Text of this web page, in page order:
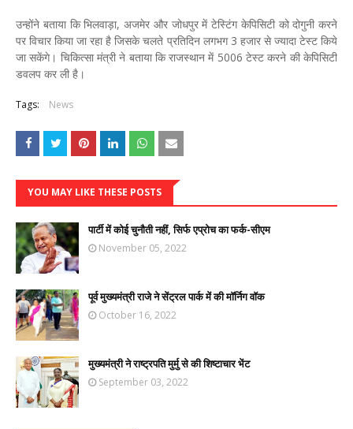
उन्होंने बताया कि भिलवाड़ा, अजमेर और जोधपुर में टेस्टिंग केपिसिटी को दोगुनी करने
पर विचार किया जा रहा है जिसके चलते प्रतिदिन लगभग 3 हजार से ज्यादा टेस्ट किये
जा सकेंगे। चिकित्सा मंत्री ने बताया कि राजस्थान में 5006 टेस्ट करने की केपिसिटी
डवलप कर ली है।
Tags: News
YOU MAY LIKE THESE POSTS
पार्टी में कोई चुनौती नहीं, सिर्फ एप्रोच का फर्क-सीएम
November 05, 2022
पूर्व मुख्यमंत्री राजे ने सेंट्रल पार्क में की मॉर्निग वॉक
October 16, 2022
मुख्यमंत्री ने राष्ट्रपति मुर्मु से की शिष्टाचार भेंट
September 03, 2022